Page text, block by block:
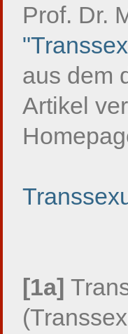
Prof. Dr.
aus dem
Artikel
[1a]